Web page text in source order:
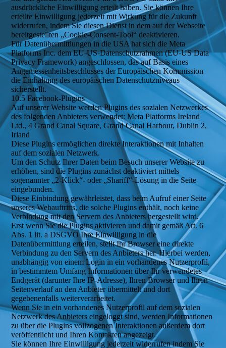
ausdrückliche Einwilligung erteilt haben. Sie können Ihre
erteilte Einwilligung jederzeit mit Wirkung für die Zukunft
widerrufen, indem Sie diesen Dienst in dem auf der Webseite
bereitgestellten „Cookie-Consent-Tool“ deaktivieren.
Für Datenübermittlungen in die USA hat sich die Meta
Platforms Inc. dem EU-US-Datenschutzrahmen (EU-US Data
Privacy Framework) angeschlossen, das auf Basis eines
Angemessenheitsbeschlusses der Europäischen Kommission
die Einhaltung des europäischen Datenschutzniveaus
sicherstellt.
10.5 Facebook-Plugins
Auf unserer Website werden Plugins des sozialen Netzwerkes
des folgenden Anbieters verwendet: Meta Platforms Ireland
Ltd., 4 Grand Canal Square, Grand Canal Harbour, Dublin 2,
Irland
Diese Plugins ermöglichen direkte Interaktionen mit Inhalten
auf dem sozialen Netzwerk.
Um den Schutz Ihrer Daten beim Besuch unserer Website zu
erhöhen, sind die Plugins zunächst deaktiviert mittels
sogenannter „2-Klick“- oder „Shariff“-Lösung in die Seite
eingebunden.
Diese Einbindung gewährleistet, dass beim Aufruf einer Seite
unseres Webauftritts, die solche Plugins enthält, noch keine
Verbindung mit den Servern des Anbieters hergestellt wird.
Erst wenn Sie die Plugins aktivieren und damit gemäß Art. 6
Abs. 1 lit. a DSGVO Ihre Einwilligung in die
Datenübermittlung erteilen, stellt Ihr Browser eine direkte
Verbindung zu den Servern des Anbieters her. Hierbei werden,
unabhängig von einem Login in ein vorhandenes Nutzerprofil,
in bestimmtem Umfang Informationen über Ihr verwendetes
Endgerät (darunter Ihre IP-Adresse), Ihren Browser und Ihren
Seitenverlauf an den Anbieter übermittelt und dort
gegebenenfalls weiterverarbeitet.
Wenn Sie in ein vorhandenes Nutzerprofil auf dem sozialen
Netzwerk des Anbieters eingeloggt sind, werden Informationen
zu über die Plugins vollzogenen Interaktionen außerdem dort
veröffentlicht und Ihren Kontakten angezeigt.
Sie können Ihre Einwilligung jederzeit widerrufen indem Sie